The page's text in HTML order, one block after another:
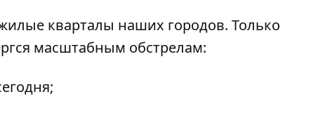
кварталы наших городов. Только
масштабным обстрелам: